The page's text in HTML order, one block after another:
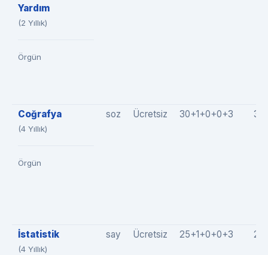
Yardım
(2 Yıllık)
Örgün
Coğrafya
(4 Yıllık)
Örgün
soz Ücretsiz 30+1+0+0+3
İstatistik
(4 Yıllık)
say Ücretsiz 25+1+0+0+3